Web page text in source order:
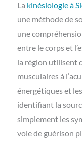
La kinésiologie à
une méthode de
une
entre le corps et
la région utilisent
musculaires à
énergétiques et
identifiant la
simplement les
voie de guérison